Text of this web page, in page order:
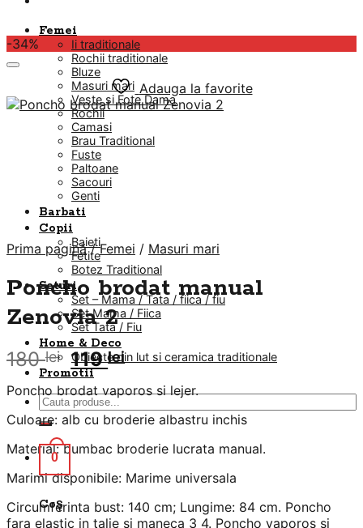
Femei
Ii traditionale
Rochii traditionale
Bluze
Masuri mari
Veste si Fote Dama
Rochii
Camasi
Brau Traditional
Fuste
Paltoane
Sacouri
Genti
Barbati
Copii
Baieti
Fetite
Botez Traditional
Seturi
Set – Mama / Tata / fiica / fiu
Set Mama / Fiica
Set Tata / Fiu
Home & Deco
Obiecte din lut si ceramica traditionale
Promotii
Caută
după:
0
Coș
-34%
Adauga la favorite
Prima pagină / Femei / Masuri mari
Poncho brodat manual
Zenovia 2
180lei
Prețul
inițial
a
fost:
119leiPrețul
este:
119 lei.
Poncho brodat vaporos si lejer.
Culoare: alb cu broderie albastru inchis
Material: bumbac broderie lucrata manual.
Marimi disponibile: Marime universala
Circumferinta bust: 140 cm; Lungime: 84 cm. Poncho
fara elastic in talie si maneca 3 4. Poncho vaporos si